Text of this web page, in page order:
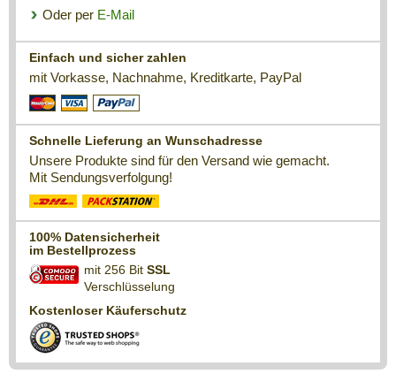
Oder per E-Mail
Einfach und sicher zahlen
mit Vorkasse, Nachnahme, Kreditkarte, PayPal
Schnelle Lieferung an Wunschadresse
Unsere Produkte sind für den Versand wie gemacht.
Mit Sendungsverfolgung!
100% Datensicherheit
im Bestellprozess
mit 256 Bit SSL
Verschlüsselung
Kostenloser Käuferschutz